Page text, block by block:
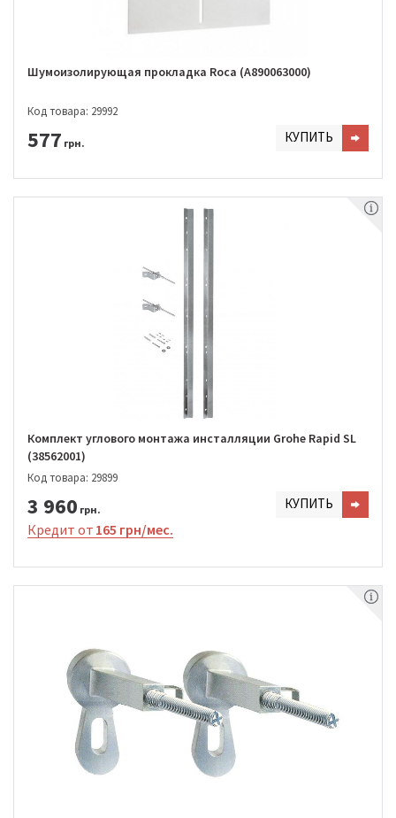
Шумоизолирующая прокладка Roca (A890063000)
Код товара: 29992
577 грн. КУПИТЬ
Комплект углового монтажа инсталляции Grohe Rapid SL
(38562001)
Код товара: 29899
3 960 грн. КУПИТЬ
Кредит от 165 грн/мес.